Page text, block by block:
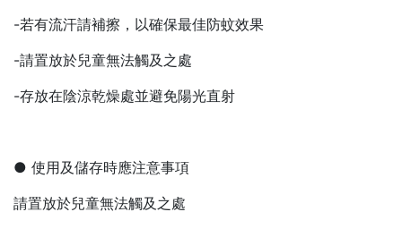
-若有流汗請補擦，以確保最佳防蚊效果
-請置放於兒童無法觸及之處
-存放在陰涼乾燥處並避免陽光直射
● 使用及儲存時應注意事項
請置放於兒童無法觸及之處